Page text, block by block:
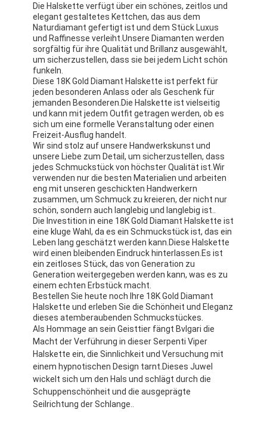
Die Halskette verfügt über ein schönes, zeitlos und
elegant gestaltetes Kettchen, das aus dem
Naturdiamant gefertigt ist und dem Stück Luxus
und Raffinesse verleiht.Unsere Diamanten werden
sorgfältig für ihre Qualität und Brillanz ausgewählt,
um sicherzustellen, dass sie bei jedem Licht schön
funkeln.
Diese 18K Gold Diamant Halskette ist perfekt für
jeden besonderen Anlass oder als Geschenk für
jemanden Besonderen.Die Halskette ist vielseitig
und kann mit jedem Outfit getragen werden, ob es
sich um eine formelle Veranstaltung oder einen
Freizeit-Ausflug handelt.
Wir sind stolz auf unsere Handwerkskunst und
unsere Liebe zum Detail, um sicherzustellen, dass
jedes Schmuckstück von höchster Qualität ist.Wir
verwenden nur die besten Materialien und arbeiten
eng mit unseren geschickten Handwerkern
zusammen, um Schmuck zu kreieren, der nicht nur
schön, sondern auch langlebig und langlebig ist..
Die Investition in eine 18K Gold Diamant Halskette ist
eine kluge Wahl, da es ein Schmuckstück ist, das ein
Leben lang geschätzt werden kann.Diese Halskette
wird einen bleibenden Eindruck hinterlassen.Es ist
ein zeitloses Stück, das von Generation zu
Generation weitergegeben werden kann, was es zu
einem echten Erbstück macht.
Bestellen Sie heute noch Ihre 18K Gold Diamant
Halskette und erleben Sie die Schönheit und Eleganz
dieses atemberaubenden Schmuckstückes.
Als Hommage an sein Geisttier fängt Bvlgari die
Macht der Verführung in dieser Serpenti Viper
Halskette ein, die Sinnlichkeit und Versuchung mit
einem hypnotischen Design tarnt.Dieses Juwel
wickelt sich um den Hals und schlägt durch die
Schuppenschönheit und die ausgeprägte
Seilrichtung der Schlange..